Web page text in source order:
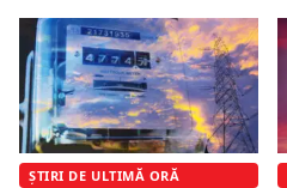
ȘTIRI DE ULTIMĂ ORĂ